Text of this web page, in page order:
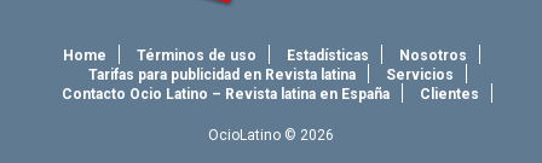
Home Términos de uso Estadísticas
Nosotros
Tarifas para publicidad en Revista latina
Servicios
Contacto Ocio Latino – Revista latina en España
Clientes
OcioLatino © 2026